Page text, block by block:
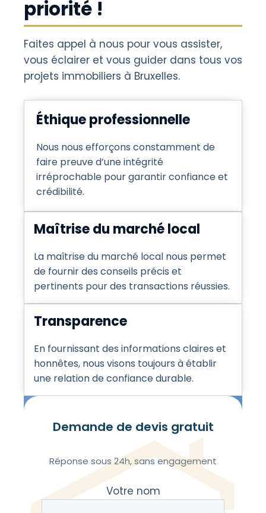
priorité !
Faites appel à nous pour vous assister,
vous éclairer et vous guider dans tous vos
projets immobiliers à Bruxelles.
Éthique professionnelle
Nous nous efforçons constamment de
faire preuve d’une intégrité
irréprochable pour garantir confiance et
crédibilité.
Maîtrise du marché local
La maîtrise du marché local nous permet
de fournir des conseils précis et
pertinents pour des transactions réussies.
Transparence
En fournissant des informations claires et
honnêtes, nous visons toujours à établir
une relation de confiance durable.
Demande de devis gratuit
Réponse sous 24h, sans engagement
Votre nom